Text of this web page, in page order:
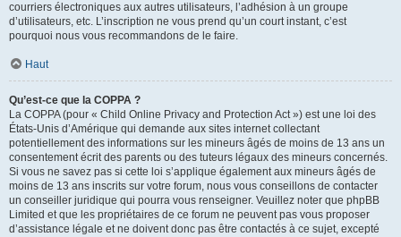
courriers électroniques aux autres utilisateurs, l’adhésion à un groupe
d’utilisateurs, etc. L’inscription ne vous prend qu’un court instant, c’est
pourquoi nous vous recommandons de le faire.
Haut
Qu’est-ce que la COPPA ?
La COPPA (pour « Child Online Privacy and Protection Act ») est une loi des
États-Unis d’Amérique qui demande aux sites internet collectant
potentiellement des informations sur les mineurs âgés de moins de 13 ans un
consentement écrit des parents ou des tuteurs légaux des mineurs concernés.
Si vous ne savez pas si cette loi s’applique également aux mineurs âgés de
moins de 13 ans inscrits sur votre forum, nous vous conseillons de contacter
un conseiller juridique qui pourra vous renseigner. Veuillez noter que phpBB
Limited et que les propriétaires de ce forum ne peuvent pas vous proposer
d’assistance légale et ne doivent donc pas être contactés à ce sujet, excepté